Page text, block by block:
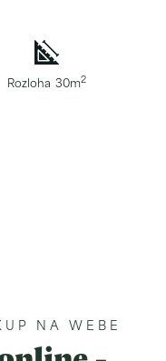
Rozloha 30m2
NA WEBE